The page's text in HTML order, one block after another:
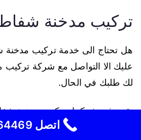
تركيب مدخنة
هل تحتاج الى خدمة تركيب مدخنة
عليك الا التواصل مع شركة
لك طلبك في الحال.
نقوم في شركتنا بتركيب مدخنة
الى الاعمال التالية: اتصل 69664469